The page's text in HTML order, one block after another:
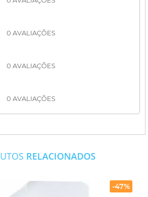
0 AVALIAÇÕES
0 AVALIAÇÕES
0 AVALIAÇÕES
RELACIONADOS
-47%